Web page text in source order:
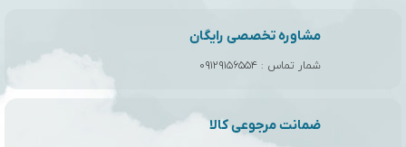
مشاوره تخصصی رایگان
شمار تماس : ۰۹۱۲۹۱۵۶۵۵۴
ضمانت مرجوعی کالا